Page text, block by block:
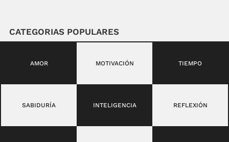
CATEGORIAS POPULARES
AMOR MOTIVACIÓN TIEMPO
SABIDURÍA INTELIGENCIA REFLEXIÓN